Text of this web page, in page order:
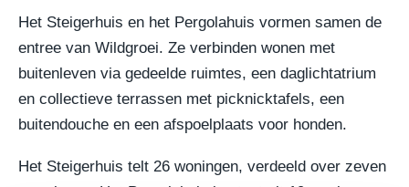
Het Steigerhuis en het Pergolahuis vormen samen de
entree van Wildgroei. Ze verbinden wonen met
buitenleven via gedeelde ruimtes, een daglichtatrium
en collectieve terrassen met picknicktafels, een
buitendouche en een afspoelplaats voor honden.
Het Steigerhuis telt 26 woningen, verdeeld over zeven